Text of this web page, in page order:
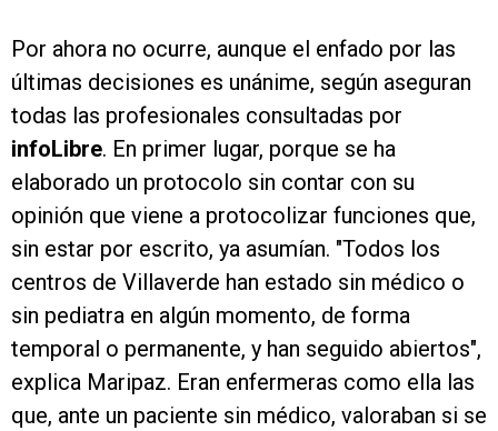
Por ahora no ocurre, aunque el enfado por las
últimas decisiones es unánime, según aseguran
todas las profesionales consultadas por
infoLibre. En primer lugar, porque se ha
elaborado un protocolo sin contar con su
opinión que viene a protocolizar funciones que,
sin estar por escrito, ya asumían. "Todos los
centros de Villaverde han estado sin médico o
sin pediatra en algún momento, de forma
temporal o permanente, y han seguido abiertos",
explica Maripaz. Eran enfermeras como ella las
que, ante un paciente sin médico, valoraban si se